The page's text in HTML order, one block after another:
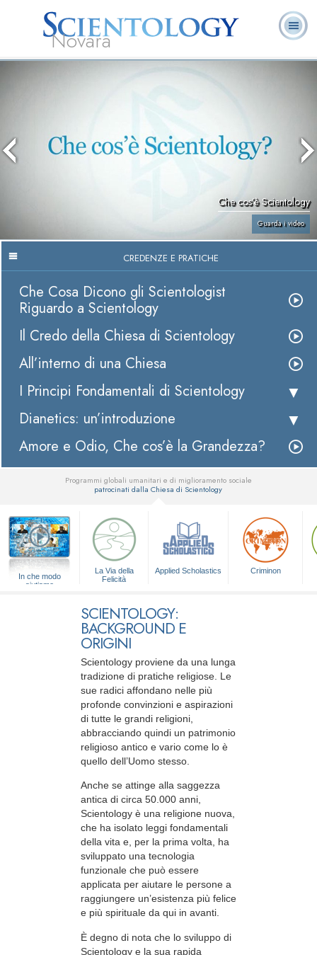
Novara
Volontari
Che cos’è Scientology
Guarda i video
CREDENZE E PRATICHE
Che Cosa Dicono gli Scientologist
Riguardo a Scientology
Il Credo della Chiesa di Scientology
All’interno di una Chiesa
I Principi Fondamentali di Scientology
Dianetics: un’introduzione
Amore e Odio, Che cos’è la Grandezza?
Programmi globali umanitari e di miglioramento sociale
patrocinati dalla Chiesa di Scientology
In che modo
aiutiamo
La Via della
Felicità
Applied Scholastics Criminon
SCIENTOLOGY:
BACKGROUND E
ORIGINI
Scientology proviene da una lunga
tradizione di pratiche religiose. Le
sue radici affondano nelle più
profonde convinzioni e aspirazioni
di tutte le grandi religioni,
abbracciando quindi un patrimonio
religioso antico e vario come lo è
quello dell’Uomo stesso.
Anche se attinge alla saggezza
antica di circa 50.000 anni,
Scientology è una religione nuova,
che ha isolato leggi fondamentali
della vita e, per la prima volta, ha
sviluppato una tecnologia
funzionale che può essere
applicata per aiutare le persone a
raggiungere un’esistenza più felice
e più spirituale da qui in avanti.
È degno di nota che lo sviluppo di
Scientology e la sua rapida